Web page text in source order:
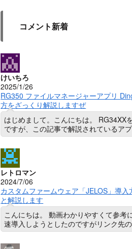
コメント新着
けいちろ
2025/1/26
RG350 ファイルマネージャーアプリ
方をざっくり解説しますぜ
はじめまして。こんにちは。 RG34XX
ですが、この記事で解説されているア
レトロマン
2024/7/06
カスタムファームウェア「JELOS」導入
と解説します
こんにちは。 動画わかりやすくて参考
速導入しようとしたのですがリンク先